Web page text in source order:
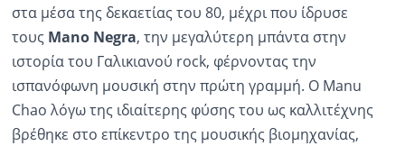
στα μέσα της δεκαετίας του 80, μέχρι που ίδρυσε
τους Mano Negra, την μεγαλύτερη μπάντα στην
ιστορία του Γαλικιανού rock, φέρνοντας την
ισπανόφωνη μουσική στην πρώτη γραμμή. Ο Manu
Chao λόγω της ιδιαίτερης φύσης του ως καλλιτέχνης
βρέθηκε στο επίκεντρο της μουσικής βιομηχανίας,